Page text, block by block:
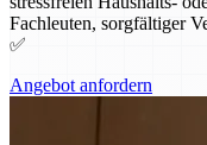
Fachleuten, sorgfältiger
✅
Angebot anfordern